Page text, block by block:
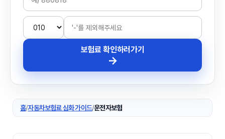
보험료 확인하러가기
→
홈/자동차보험료 심화 가이드/운전자보험